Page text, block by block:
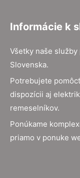
Informácie k
Všetky naše
Slovenska.
Potrebujete
dispozícii aj
remeselníkov.
Ponúkame
priamo v ponuke